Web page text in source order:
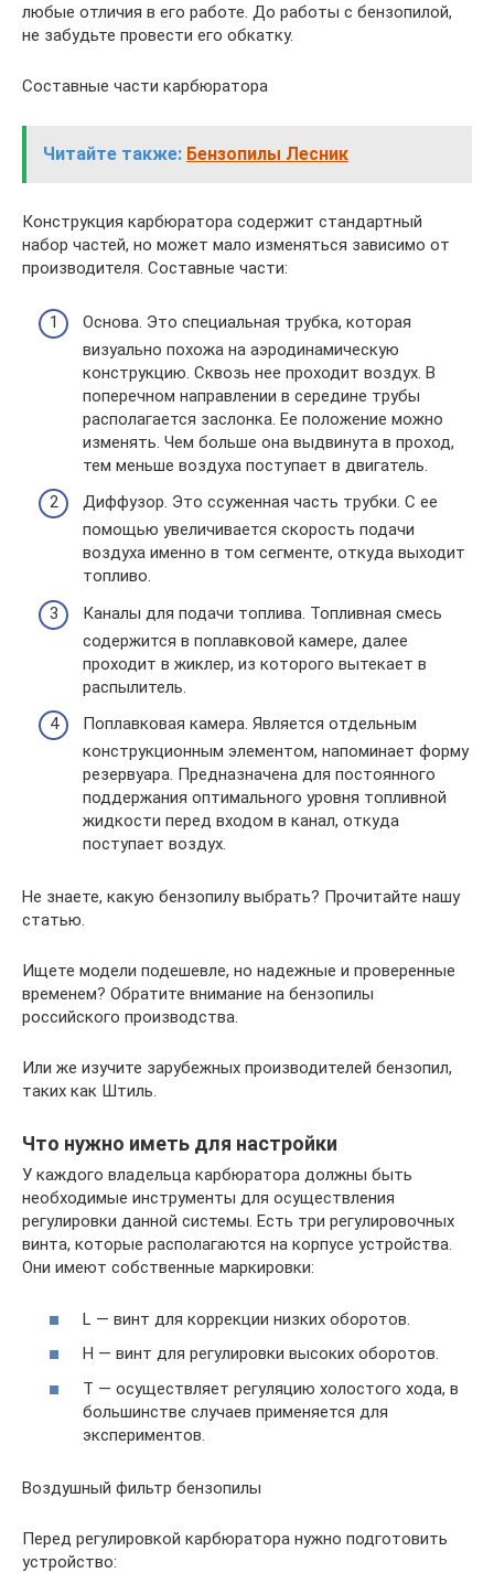
любые отличия в его работе. До работы с бензопилой,
не забудьте провести его обкатку.
Составные части карбюратора
Читайте также: Бензопилы Лесник
Конструкция карбюратора содержит стандартный
набор частей, но может мало изменяться зависимо от
производителя. Составные части:
Основа. Это специальная трубка, которая
визуально похожа на аэродинамическую
конструкцию. Сквозь нее проходит воздух. В
поперечном направлении в середине трубы
располагается заслонка. Ее положение можно
изменять. Чем больше она выдвинута в проход,
тем меньше воздуха поступает в двигатель.
Диффузор. Это ссуженная часть трубки. С ее
помощью увеличивается скорость подачи
воздуха именно в том сегменте, откуда выходит
топливо.
Каналы для подачи топлива. Топливная смесь
содержится в поплавковой камере, далее
проходит в жиклер, из которого вытекает в
распылитель.
Поплавковая камера. Является отдельным
конструкционным элементом, напоминает форму
резервуара. Предназначена для постоянного
поддержания оптимального уровня топливной
жидкости перед входом в канал, откуда
поступает воздух.
Не знаете, какую бензопилу выбрать? Прочитайте нашу
статью.
Ищете модели подешевле, но надежные и проверенные
временем? Обратите внимание на бензопилы
российского производства.
Или же изучите зарубежных производителей бензопил,
таких как Штиль.
Что нужно иметь для настройки
У каждого владельца карбюратора должны быть
необходимые инструменты для осуществления
регулировки данной системы. Есть три регулировочных
винта, которые располагаются на корпусе устройства.
Они имеют собственные маркировки:
L — винт для коррекции низких оборотов.
H — винт для регулировки высоких оборотов.
T — осуществляет регуляцию холостого хода, в
большинстве случаев применяется для
экспериментов.
Воздушный фильтр бензопилы
Перед регулировкой карбюратора нужно подготовить
устройство: